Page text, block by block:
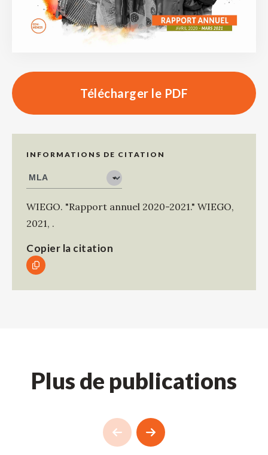
Télécharger le PDF
INFORMATIONS DE CITATION
WIEGO. "Rapport annuel 2020-2021." WIEGO,
2021, .
Copier la citation
Plus de publications